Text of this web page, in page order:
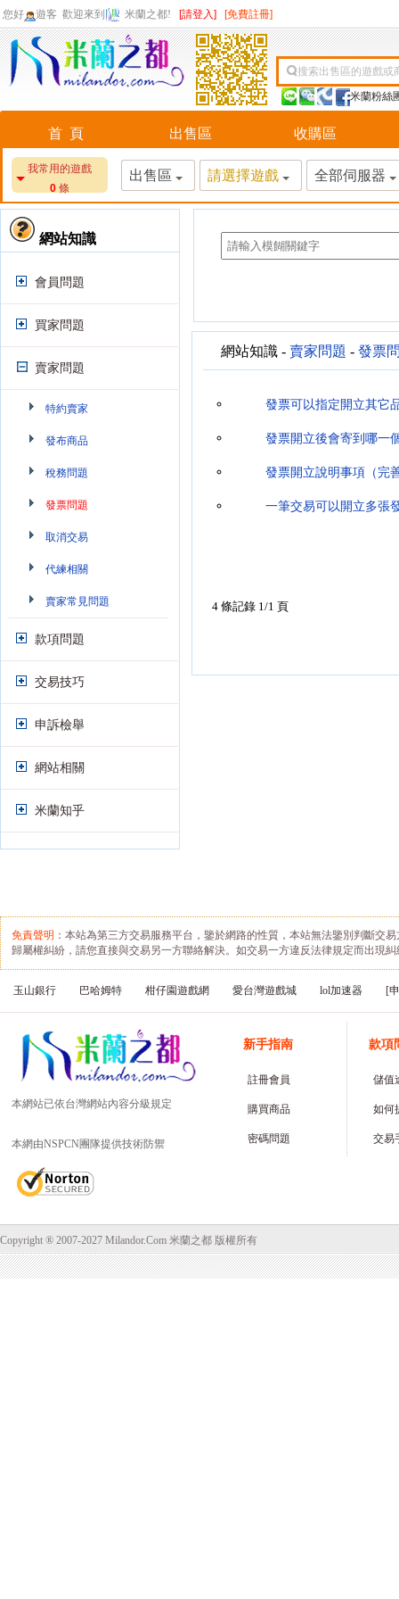
您好 遊客 歡迎來到 米蘭之都! [請登入] [免費註冊]
搜索出售區的遊戲或
米蘭粉絲
首 頁 出售區 收購區
我常用的遊戲
0 條
出售區 請選擇遊戲 全部伺服器
網站知識
會員問題
買家問題
賣家問題
特約賣家
發布商品
稅務問題
發票問題
取消交易
代練相關
賣家常見問題
款項問題
交易技巧
申訴檢舉
網站相關
米蘭知乎
網站知識 - 賣家問題 - 發票
發票可以指定開立其它
發票開立後會寄到哪一
發票開立說明事項（完
一筆交易可以開立多張
4 條記錄 1/1 頁
免責聲明 ：本站為第三方交易服務平台，鑒於網路的性質，本站無法鑒別判斷交
歸屬權糾紛，請您直接與交易另一方聯絡解決。如交易一方違反法律規定而出現
玉山銀行 巴哈姆特 柑仔園遊戲網 愛台灣遊戲城 lol加速器 [
本網站已依台灣網站內容分級規定
本網由NSPCN團隊提供技術防禦
新手指南
註冊會員
購買商品
密碼問題
款項
儲值
如何
交易
Copyright ® 2007-2027 Milandor.Com 米蘭之都 版權所有